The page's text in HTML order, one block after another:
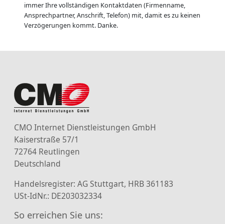
immer Ihre vollständigen Kontaktdaten (Firmenname,
Ansprechpartner, Anschrift, Telefon) mit, damit es zu keinen
Verzögerungen kommt. Danke.
CMO Internet Dienstleistungen GmbH
Kaiserstraße 57/1
72764 Reutlingen
Deutschland
Handelsregister: AG Stuttgart, HRB 361183
USt-IdNr.: DE203032334
So erreichen Sie uns: